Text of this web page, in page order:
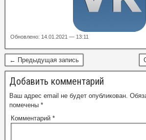
Обновлено: 14.01.2021 — 13:11
← Предыдущая запись
Добавить комментарий
Ваш адрес email не будет опубликован.
помечены *
Комментарий *